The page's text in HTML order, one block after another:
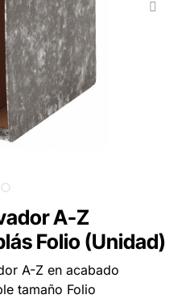
A-Z
Folio (Unidad)
A-Z en acabado
tamaño Folio